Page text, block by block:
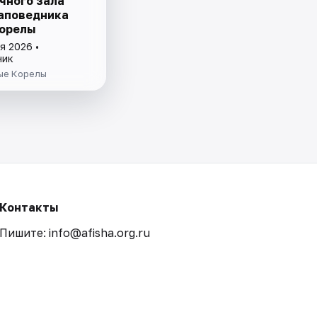
2026 •
Корелы
Контакты
Пишите: info@afisha.org.ru